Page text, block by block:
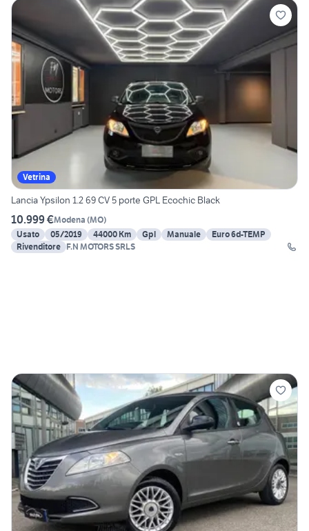
Vetrina
Lancia Ypsilon 1.2 69 CV 5 porte GPL Ecochic Black
10.999 €Modena (MO)
Usato
05/2019 44000 Km Gpl Manuale
Euro 6d-TEMP
Rivenditore F.N MOTORS SRLS